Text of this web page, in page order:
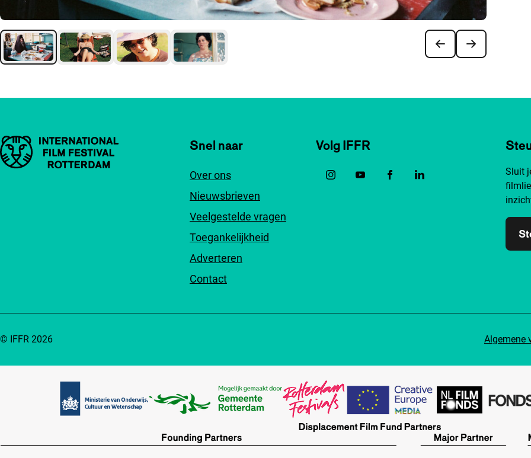
Belangrijke links Snel naar
Over ons
Nieuwsbrieven
Veelgestelde vragen
Toegankelijkheid
Adverteren
Contact
Volg IFFR
Sluit
Algemene
© IFFR 2026